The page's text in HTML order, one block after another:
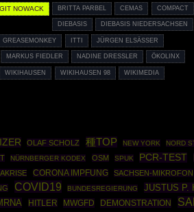
NOWACK BRITTA PARBEL CEMAS COMPACT
DIEBASIS DIEBASIS NIEDERSACHSEN
GREASEMONKEY ITTI JÜRGEN ELSÄSSER
MARKUS FIEDLER NADINE DRESSLER ÖKOLINX
WIKIHAUSEN WIKIHAUSEN 98 WIKIMEDIA
OLAF SCHOLZ 種TOP NEW YORK NORD
NÜRNBERGER KODEX OSM SPUK PCR-TEST
CORONA IMPFUNG SACHSEN-MIKROFON
COVID19 BUNDESREGIERUNG JUSTUS P.
HITLER MWGFD DEMONSTRATION